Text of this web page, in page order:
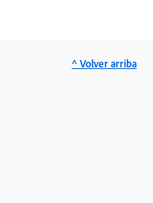
^ Volver arriba